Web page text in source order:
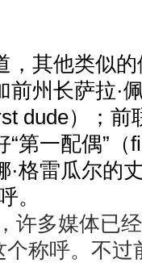
，其他类似
州长萨拉·
dude）；前
第一配偶”（
·格雷瓜尔的
。
许多媒体已
称呼。不过